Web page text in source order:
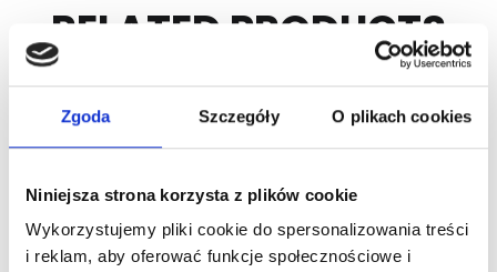
Zgoda Szczegóły O plikach cookies
Niniejsza strona korzysta z plików cookie
Wykorzystujemy pliki cookie do spersonalizowania treści
i reklam, aby oferować funkcje społecznościowe i
RELATED PRODUCTS